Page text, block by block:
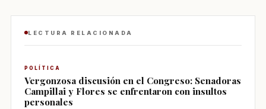
LECTURA RELACIONADA
POLÍTICA
Vergonzosa discusión en el Congreso: Senadoras
Campillai y Flores se enfrentaron con insultos
personales